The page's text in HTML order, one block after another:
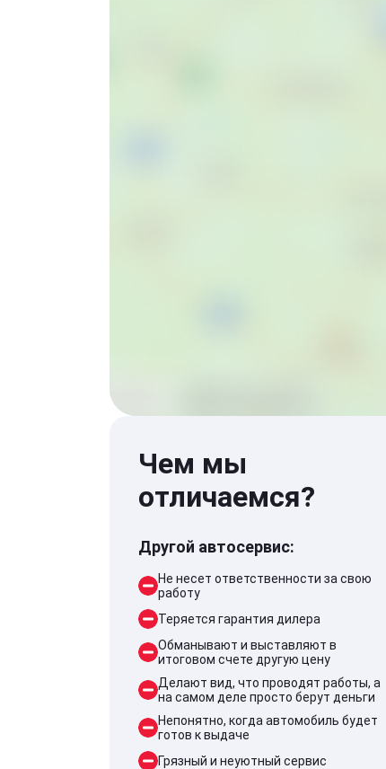
Чем мы
отличаемся?
Другой автосервис:
Не несет ответственности за свою
работу
Теряется гарантия дилера
Обманывают и выставляют в
итоговом счете другую цену
Делают вид, что проводят работы, а
на самом деле просто берут деньги
Непонятно, когда автомобиль будет
готов к выдаче
Грязный и неуютный сервис